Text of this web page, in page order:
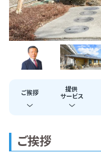
ご挨拶
提供
サービス
ご挨拶